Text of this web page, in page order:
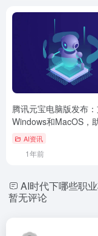
腾讯元宝电脑版发布
Windows和MacOS，
工作与学习
AI资讯
1年前
AI时代下哪些职
暂无评论